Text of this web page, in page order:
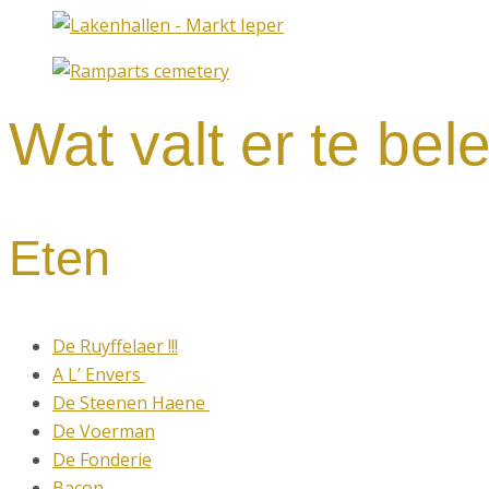
Wat valt er te
Eten
De Ruyffelaer !!!
A L’ Envers
De Steenen Haene
De Voerman
De Fonderie